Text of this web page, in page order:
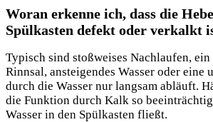
Woran erkenne ich, dass die
Spülkasten defekt oder verkalkt
Typisch sind stoßweises Nachlaufen,
Rinnsal, ansteigendes Wasser oder eine
durch die Wasser nur langsam abläuft.
die Funktion durch Kalk so
Wasser in den Spülkasten fließt.